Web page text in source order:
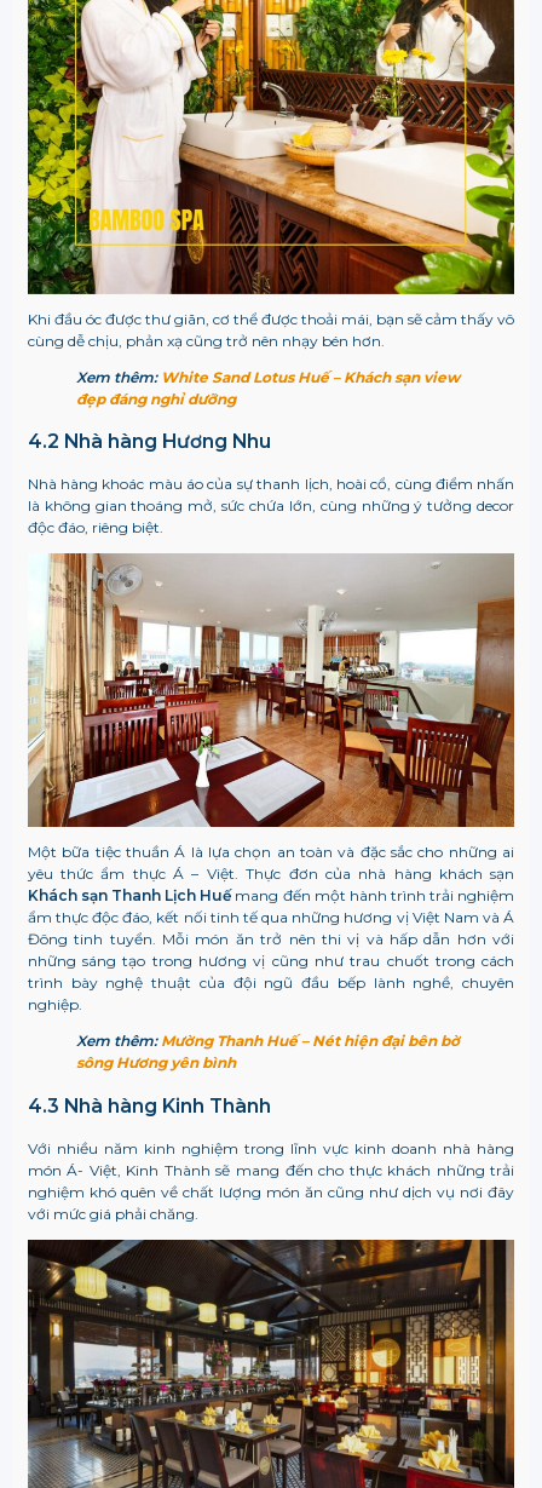
Khi đầu óc được thư giãn, cơ thể được thoải mái, bạn sẽ cảm thấy vô
cùng dễ chịu, phản xạ cũng trở nên nhạy bén hơn.
Xem thêm: White Sand Lotus Huế – Khách sạn view
đẹp đáng nghỉ dưỡng
4.2 Nhà hàng Hương Nhu
Nhà hàng khoác màu áo của sự thanh lịch, hoài cổ, cùng điểm nhấn
là không gian thoáng mở, sức chứa lớn, cùng những ý tưởng decor
độc đáo, riêng biệt.
Một bữa tiệc thuần Á là lựa chọn an toàn và đặc sắc cho những ai
yêu thức ẩm thực Á – Việt. Thực đơn của nhà hàng khách sạn
Khách sạn Thanh Lịch Huếmang đến một hành trình trải nghiệm
ẩm thực độc đáo, kết nối tinh tế qua những hương vị Việt Nam và Á
Đông tinh tuyển. Mỗi món ăn trở nên thi vị và hấp dẫn hơn với
những sáng tạo trong hương vị cũng như trau chuốt trong cách
trình bày nghệ thuật của đội ngũ đầu bếp lành nghề, chuyên
nghiệp.
Xem thêm: Mường Thanh Huế – Nét hiện đại bên bờ
sông Hương yên bình
4.3 Nhà hàng Kinh Thành
Với nhiều năm kinh nghiệm trong lĩnh vực kinh doanh nhà hàng
món Á- Việt, Kinh Thành sẽ mang đến cho thực khách những trải
nghiệm khó quên về chất lượng món ăn cũng như dịch vụ nơi đây
với mức giá phải chăng.